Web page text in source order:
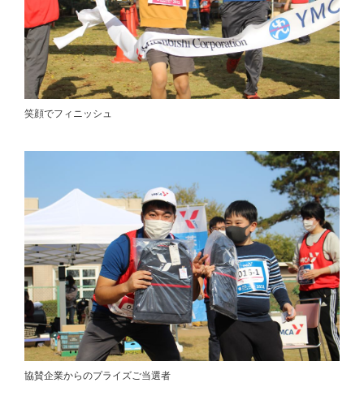
笑顔でフィニッシュ
協賛企業からのプライズご当選者